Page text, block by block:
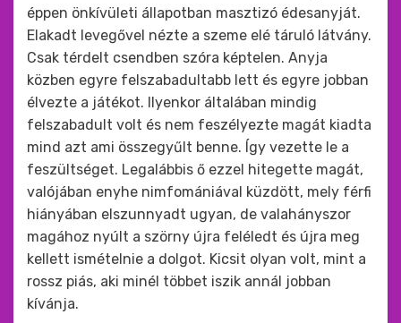
éppen önkívületi állapotban masztizó édesanyját.
Elakadt levegővel nézte a szeme elé táruló látvány.
Csak térdelt csendben szóra képtelen. Anyja
közben egyre felszabadultabb lett és egyre jobban
élvezte a játékot. Ilyenkor általában mindig
felszabadult volt és nem feszélyezte magát kiadta
mind azt ami összegyűlt benne. Így vezette le a
feszültséget. Legalábbis ő ezzel hitegette magát,
valójában enyhe nimfomániával küzdött, mely férfi
hiányában elszunnyadt ugyan, de valahányszor
magához nyúlt a szörny újra feléledt és újra meg
kellett ismételnie a dolgot. Kicsit olyan volt, mint a
rossz piás, aki minél többet iszik annál jobban
kívánja.